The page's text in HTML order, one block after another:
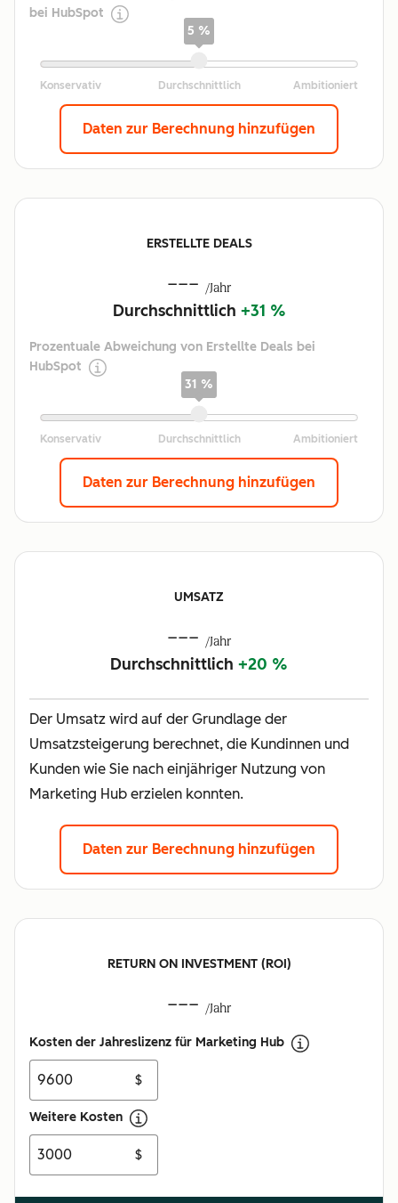
bei HubSpot
5 %
Daten zur Berechnung hinzufügen
ERSTELLTE DEALS
--- /Jahr
Durchschnittlich +31 %
Prozentuale Abweichung von Erstellte Deals bei
HubSpot
31 %
Daten zur Berechnung hinzufügen
UMSATZ
--- /Jahr
Durchschnittlich +20 %
Der Umsatz wird auf der Grundlage der
Umsatzsteigerung berechnet, die Kundinnen und
Kunden wie Sie nach einjähriger Nutzung von
Marketing Hub erzielen konnten.
Daten zur Berechnung hinzufügen
RETURN ON INVESTMENT (ROI)
--- /Jahr
Kosten der Jahreslizenz für Marketing Hub
$
Weitere Kosten
$